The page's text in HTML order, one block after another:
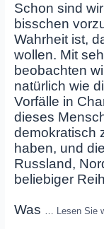
Schon sind
bisschen
Wahrheit ist,
wollen. Mit
beobachten
natürlich wie
Vorfälle in
dieses
demokratisch
haben, und
Russland,
beliebiger
Was Lesen Sie